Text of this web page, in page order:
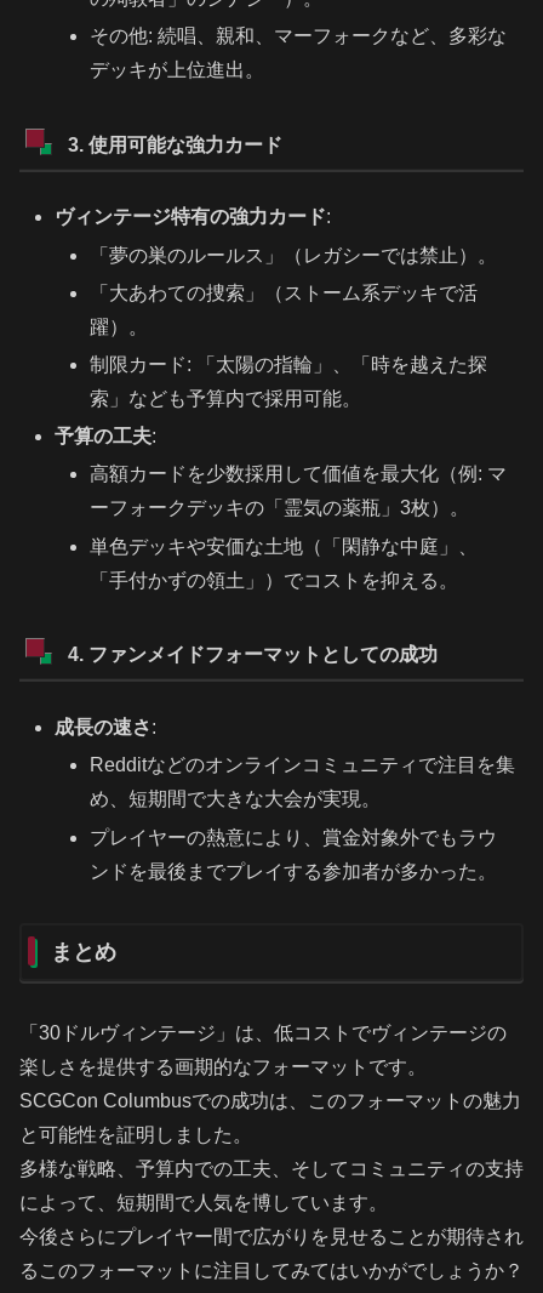
その他: 続唱、親和、マーフォークなど、多彩な
デッキが上位進出。
3. 使用可能な強力カード
ヴィンテージ特有の強力カード:
「夢の巣のルールス」（レガシーでは禁止）。
「大あわての捜索」（ストーム系デッキで活
躍）。
制限カード: 「太陽の指輪」、「時を越えた探
索」なども予算内で採用可能。
予算の工夫:
高額カードを少数採用して価値を最大化（例: マ
ーフォークデッキの「霊気の薬瓶」3枚）。
単色デッキや安価な土地（「閑静な中庭」、
「手付かずの領土」）でコストを抑える。
4. ファンメイドフォーマットとしての成功
成長の速さ:
Redditなどのオンラインコミュニティで注目を集
め、短期間で大きな大会が実現。
プレイヤーの熱意により、賞金対象外でもラウ
ンドを最後までプレイする参加者が多かった。
まとめ
「30ドルヴィンテージ」は、低コストでヴィンテージの
楽しさを提供する画期的なフォーマットです。
SCGCon Columbusでの成功は、このフォーマットの魅力
と可能性を証明しました。
多様な戦略、予算内での工夫、そしてコミュニティの支持
によって、短期間で人気を博しています。
今後さらにプレイヤー間で広がりを見せることが期待され
るこのフォーマットに注目してみてはいかがでしょうか？